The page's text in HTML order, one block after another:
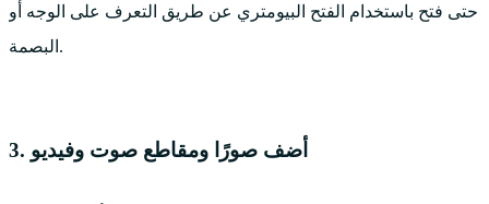
حتى فتح باستخدام الفتح البيومتري عن طريق التعرف على الوجه أو
البصمة.
3. أضف صورًا ومقاطع صوت وفيديو